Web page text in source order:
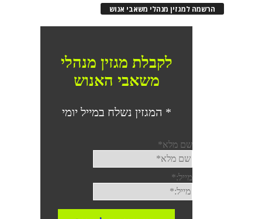
הרשמה למגזין מנהלי משאבי אנוש